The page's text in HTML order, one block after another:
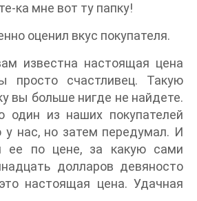
ка мне вот ту папку!
оценил вкус покупателя.
известна настоящая цена
просто счастливец. Такую
вы больше нигде не найдете.
один из наших покупателей
у нас, но затем передумал. И
по цене, за какую сами
долларов девяносто
настоящая цена. Удачная